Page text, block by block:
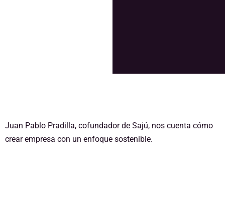
Juan Pablo Pradilla, cofundador de Sajú, nos cuenta cómo
crear empresa con un enfoque sostenible.